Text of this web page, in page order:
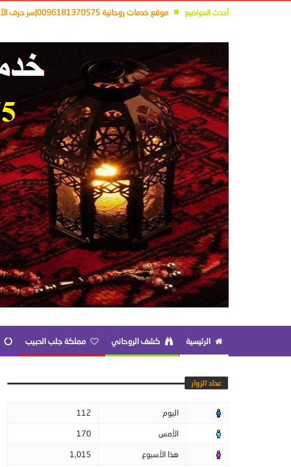
أحدث المواضيع موقع خدمات روحانية 0096181370575|سر حرف الآلف فى الجلب والمحبة
الرئيسية كشف الروحاني مملكة جلب الحبيب
عداد الزوار
اليوم 112
الأمس 170
هذا الأسبوع 1,015